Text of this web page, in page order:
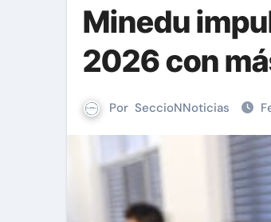
Minedu
2026 con
Por SeccioNNoticias